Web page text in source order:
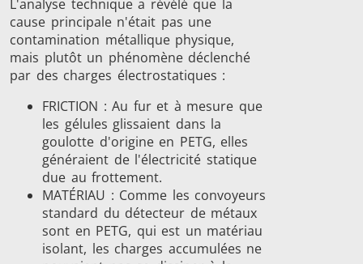
L'analyse technique a révélé que la
cause principale n'était pas une
contamination métallique physique,
mais plutôt un phénomène déclenché
par des charges électrostatiques :
FRICTION : Au fur et à mesure que
les gélules glissaient dans la
goulotte d'origine en PETG, elles
généraient de l'électricité statique
due au frottement.
MATÉRIAU : Comme les convoyeurs
standard du détecteur de métaux
sont en PETG, qui est un matériau
isolant, les charges accumulées ne